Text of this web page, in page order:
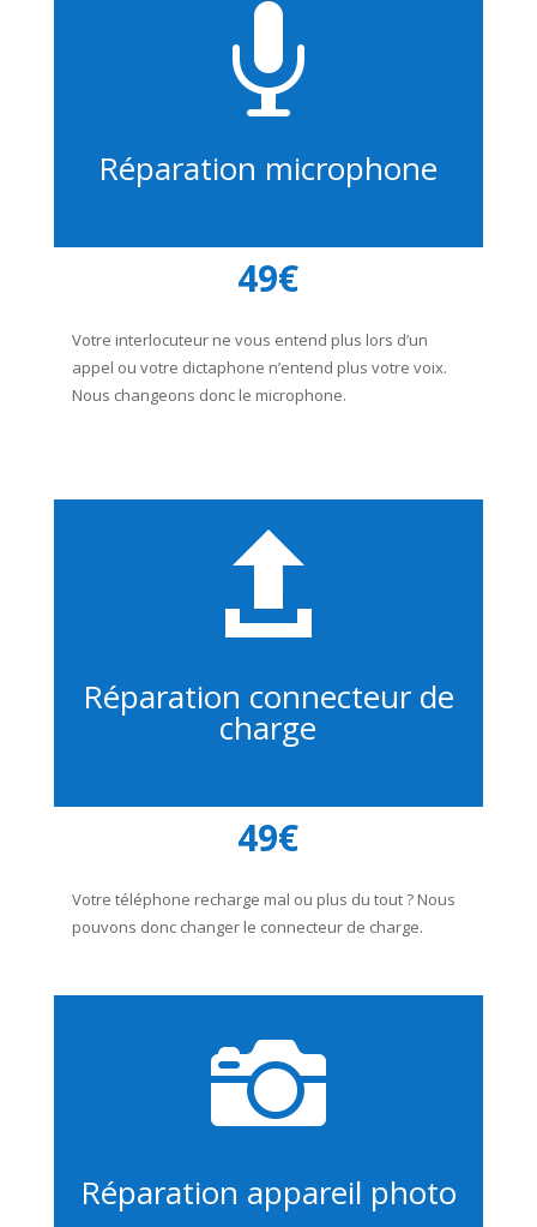

Réparation microphone
49€
Votre interlocuteur ne vous entend plus lors d’un
appel ou votre dictaphone n’entend plus votre voix.
Nous changeons donc le microphone.

Réparation connecteur de
charge
49€
Votre téléphone recharge mal ou plus du tout ? Nous
pouvons donc changer le connecteur de charge.

Réparation appareil photo